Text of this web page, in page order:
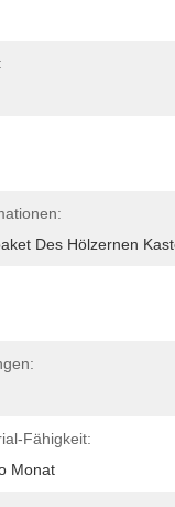
Des Hölzernen
Fähigkeit:
Monat